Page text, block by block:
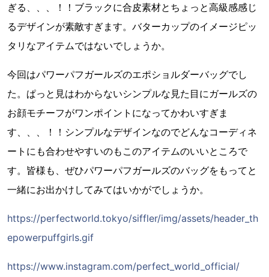
ぎる、、、！！ブラックに合皮素材とちょっと高級感感じ
るデザインが素敵すぎます。バターカップのイメージピッ
タリなアイテムではないでしょうか。
今回はパワーパフガールズのエポショルダーバッグでし
た。ぱっと見はわからないシンプルな見た目にガールズの
お顔モチーフがワンポイントになってかわいすぎま
す、、、！！シンプルなデザインなのでどんなコーディネ
ートにも合わせやすいのもこのアイテムのいいところで
す。皆様も、ぜひパワーパフガールズのバッグをもってと
一緒にお出かけしてみてはいかがでしょうか。
https://perfectworld.tokyo/siffler/img/assets/header_th
epowerpuffgirls.gif
https://www.instagram.com/perfect_world_official/